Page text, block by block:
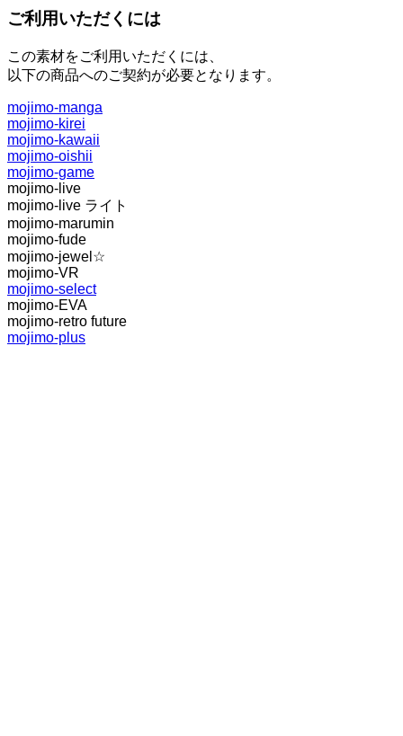
ご利用いただくには
この素材をご利用いただくには、
以下の商品へのご契約が必要となります。
mojimo-manga
mojimo-kirei
mojimo-kawaii
mojimo-oishii
mojimo-game
mojimo-live
mojimo-live ライト
mojimo-marumin
mojimo-fude
mojimo-jewel☆
mojimo-VR
mojimo-select
mojimo-EVA
mojimo-retro future
mojimo-plus